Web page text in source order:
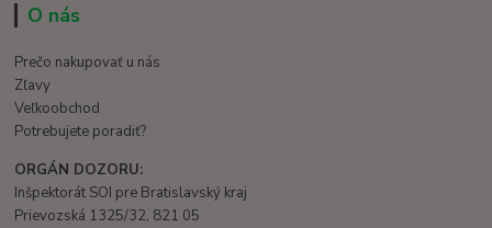
O nás
Prečo nakupovať u nás
Zľavy
Veľkoobchod
Potrebujete poradiť?
ORGÁN DOZORU:
Inšpektorát SOI pre Bratislavský kraj
Prievozská 1325/32, 821 05